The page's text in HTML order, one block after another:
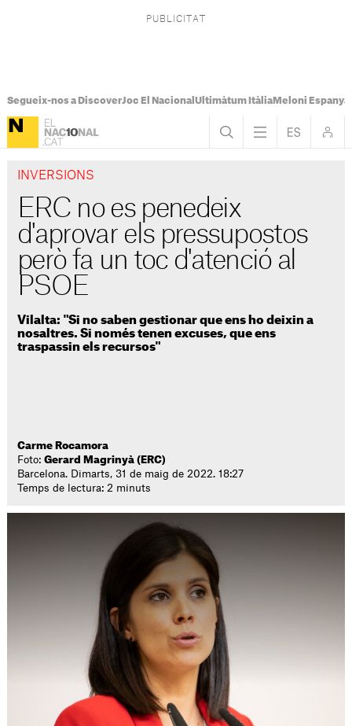
Segueix-nos a DiscoverJoc El Nacional Ultimàtum ItàliaMeloni Espanya
INVERSIONS
ERC no es penedeix
d'aprovar els pressupostos
però fa un toc d'atenció al
PSOE
Vilalta: "Si no saben gestionar que ens ho deixin a
nosaltres. Si només tenen excuses, que ens
traspassin els recursos"
Carme Rocamora
Foto:Gerard Magrinyà (ERC)
Barcelona. Dimarts, 31 de maig de 2022. 18:27
Temps de lectura: 2 minuts